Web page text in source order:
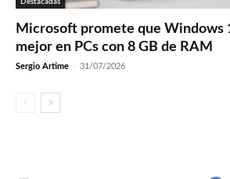
Destacadas
Microsoft promete que Windows
mejor en PCs con 8 GB de RAM
Sergio Artime - 31/07/2026